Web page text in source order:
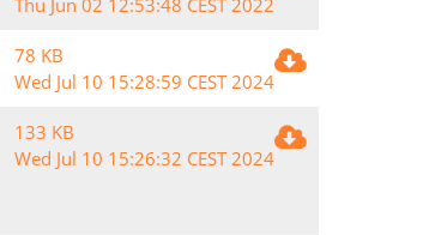
Thu Jun 02 12:53:48 CEST 2022
78 KB
Wed Jul 10 15:28:59 CEST 2024
133 KB
Wed Jul 10 15:26:32 CEST 2024